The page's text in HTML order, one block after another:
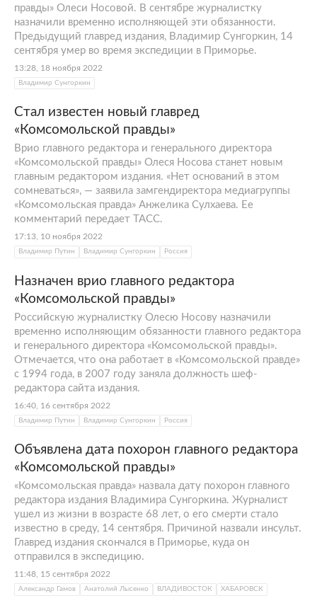
правды» Олеси Носовой. В сентябре журналистку
назначили временно исполняющей эти обязанности.
Предыдущий главред издания, Владимир Сунгоркин, 14
сентября умер во время экспедиции в Приморье.
13:28, 18 ноября 2022
Владимир Сунгоркин
Стал известен новый главред
«Комсомольской правды»
Врио главного редактора и генерального директора
«Комсомольской правды» Олеся Носова станет новым
главным редактором издания. «Нет оснований в этом
сомневаться», — заявила замгендиректора медиагруппы
«Комсомольская правда» Анжелика Сулхаева. Ее
комментарий передает ТАСС.
17:13, 10 ноября 2022
Владимир Путин Владимир Сунгоркин Россия
Назначен врио главного редактора
«Комсомольской правды»
Российскую журналистку Олесю Носову назначили
временно исполняющим обязанности главного редактора
и генерального директора «Комсомольской правды».
Отмечается, что она работает в «Комсомольской правде»
с 1994 года, в 2007 году заняла должность шеф-
редактора сайта издания.
16:40, 16 сентября 2022
Владимир Путин Владимир Сунгоркин Россия
Объявлена дата похорон главного редактора
«Комсомольской правды»
«Комсомольская правда» назвала дату похорон главного
редактора издания Владимира Сунгоркина. Журналист
ушел из жизни в возрасте 68 лет, о его смерти стало
известно в среду, 14 сентября. Причиной назвали инсульт.
Главред издания скончался в Приморье, куда он
отправился в экспедицию.
11:48, 15 сентября 2022
Александр Гамов Анатолий Лысенко ВЛАДИВОСТОК ХАБАРОВСК